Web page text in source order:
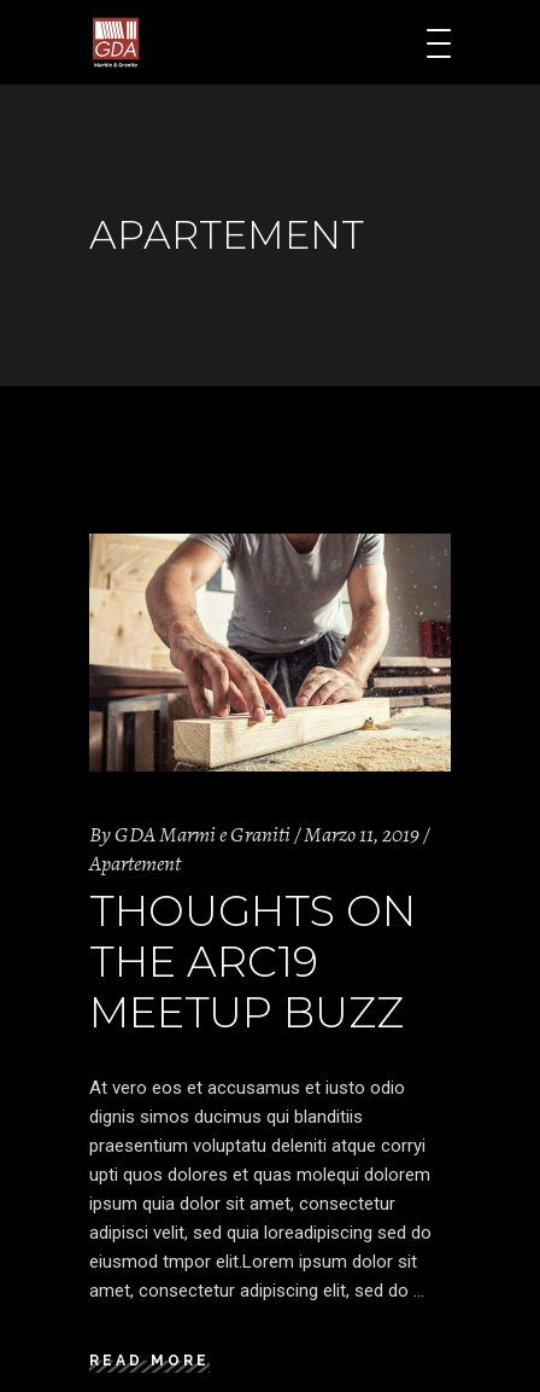
APARTEMENT
ByGDA Marmi e Graniti Marzo 11, 2019
Apartement
THOUGHTS ON
THE ARC19
MEETUP BUZZ
At vero eos et accusamus et iusto odio
dignis simos ducimus qui blanditiis
praesentium voluptatu deleniti atque corryi
upti quos dolores et quas molequi dolorem
ipsum quia dolor sit amet, consectetur
adipisci velit, sed quia loreadipiscing sed do
eiusmod tmpor elit.Lorem ipsum dolor sit
amet, consectetur adipiscing elit, sed do
READ MORE